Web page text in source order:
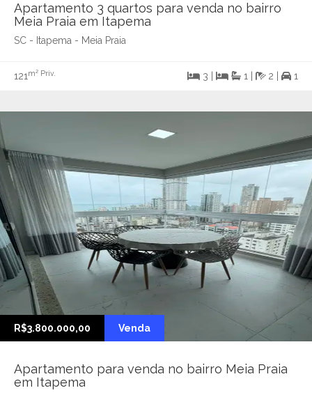
Apartamento 3 quartos para venda no bairro
Meia Praia em Itapema
SC - Itapema - Meia Praia
121 m² Priv. 3 | 1 | 2 | 1
R$3.800.000,00 Venda
Apartamento para venda no bairro Meia Praia
em Itapema